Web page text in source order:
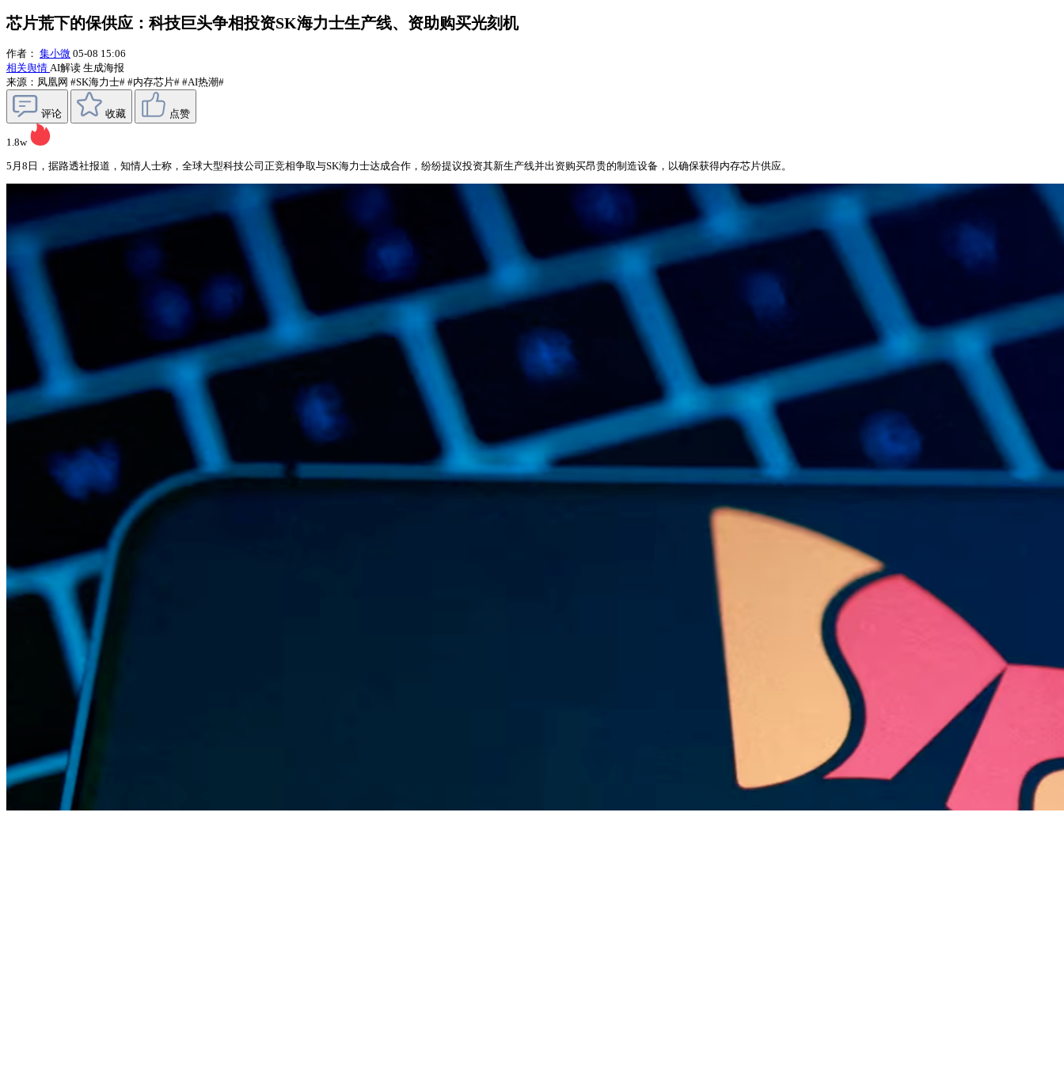
芯片荒下的保供应：科技巨头争相投资SK海力士生产线、资助购买光刻机
作者： 集小微 05-08 15:06
相关舆情 AI解读 生成海报
来源：凤凰网 #SK海力士# #内存芯片# #AI热潮#
评论 收藏 点赞
1.8w
5月8日，据路透社报道，知情人士称，全球大型科技公司正竞相争取与SK海力士达成合作，纷纷提议投资其新生产线并出资购买昂贵的制造设备，以确保获得内存芯片供应。